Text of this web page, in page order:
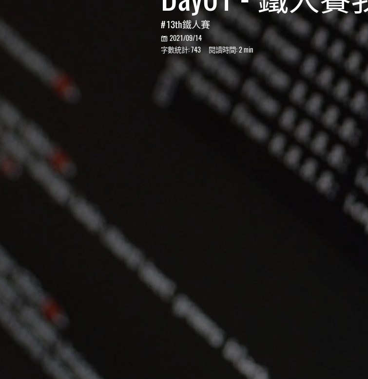
13th鐵人賽
 2021/09/14
字數統計:743 閱讀時間:2 min